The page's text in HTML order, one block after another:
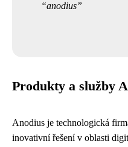
anodius
Produkty a služby
Anodius je technologická
inovativní řešení v oblasti